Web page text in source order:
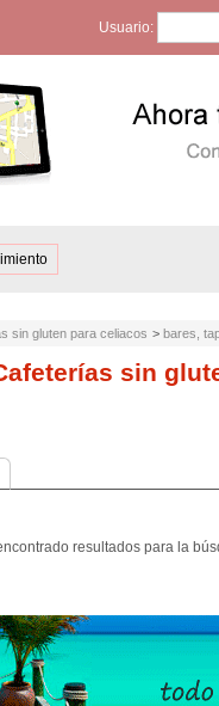
Usuario:
sin gluten para celiacos > bares,
sin
resultados para la